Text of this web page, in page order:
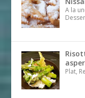
A la
Plat,